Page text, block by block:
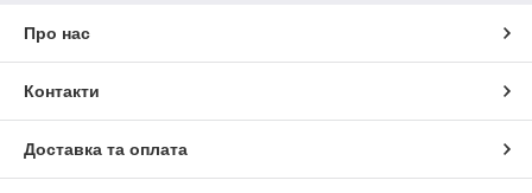
Про нас
Контакти
Доставка та оплата